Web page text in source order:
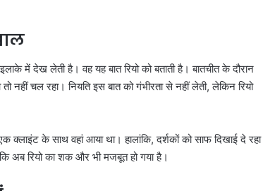
में देख लेती है। वह यह बात रियो को बताती है। बातचीत के दौरान
नहीं चल रहा। नियति इस बात को गंभीरता से नहीं लेती, लेकिन रियो
क्लाइंट के साथ वहां आया था। हालांकि, दर्शकों को साफ दिखाई दे रहा
अब रियो का शक और भी मजबूत हो गया है।